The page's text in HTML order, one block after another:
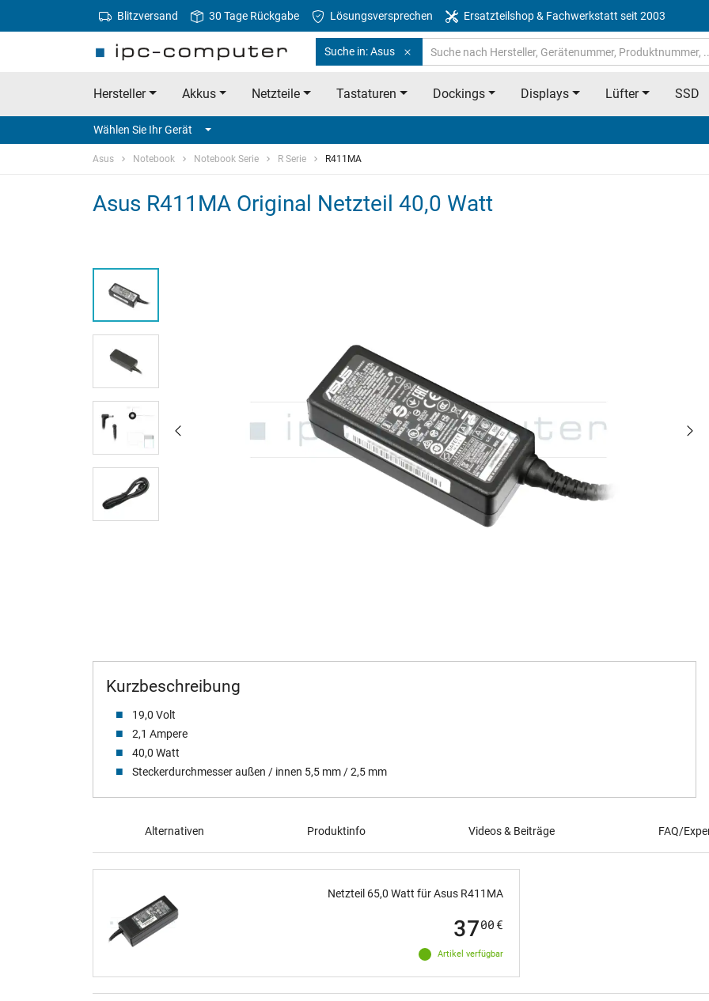
Blitzversand 30 Tage Rückgabe Lösungsversprechen Ersatzteilshop & Fachwerkstatt seit 2003
Suche in: Asus
Hersteller Akkus Netzteile Tastaturen Dockings Displays Lüfter SSD
Wählen Sie Ihr Gerät
Asus Notebook Notebook Serie R Serie R411MA
Asus R411MA Original Netzteil 40,0 Watt
Kurzbeschreibung
19,0 Volt
2,1 Ampere
40,0 Watt
Steckerdurchmesser außen / innen 5,5 mm / 2,5 mm
Alternativen Produktinfo Videos & Beiträge FAQ/
Netzteil 65,0 Watt für Asus R411MA
Artikel verfügbar
3700 €